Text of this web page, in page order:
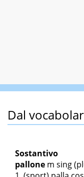
Dal
Sostantivo
pallone m sing